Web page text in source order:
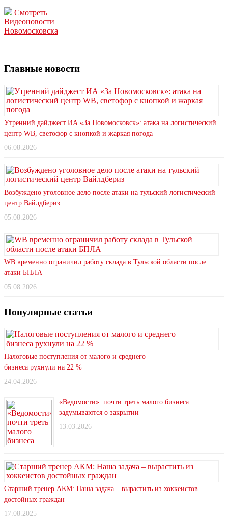
Смотреть
Видеоновости
Новомосковска
Главные новости
Утренний дайджест ИА «За Новомосковск»: атака на логистический
центр WB, светофор с кнопкой и жаркая погода
06.08.2026
Возбуждено уголовное дело после атаки на тульский логистический
центр Вайлдбериз
05.08.2026
WB временно ограничил работу склада в Тульской области после
атаки БПЛА
05.08.2026
Популярные статьи
Налоговые поступления от малого и среднего
бизнеса рухнули на 22 %
24.04.2026
«Ведомости»: почти треть малого бизнеса
задумываются о закрытии
13.03.2026
Старший тренер АКМ: Наша задача – вырастить из хоккеистов
достойных граждан
17.08.2025